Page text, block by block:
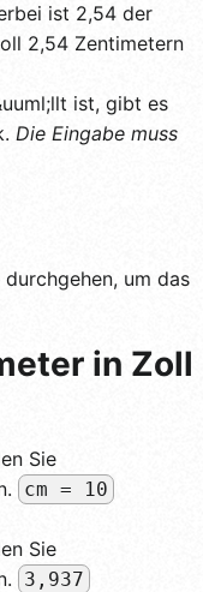
ist 2,54 der
2,54 Zentimetern
ist, gibt es
Die Eingabe muss
um das
in Zoll
Sie
cm = 10
Sie
3,937